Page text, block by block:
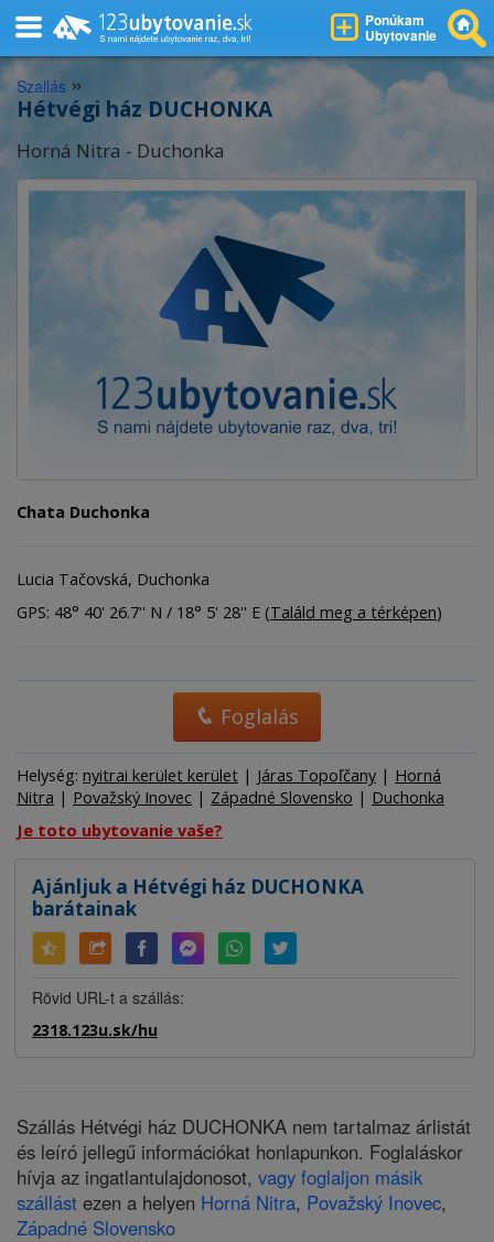
Ponúkam
Ubytovanie
Szallás »
Hétvégi ház DUCHONKA
Horná Nitra - Duchonka
Chata Duchonka
Lucia Tačovská, Duchonka
GPS: 48° 40' 26.7'' N / 18° 5' 28'' E (Találd meg a térképen)
Foglalás
Helység: nyitrai kerület kerület | Járas Topoľčany | Horná
Nitra | Považský Inovec | Západné Slovensko | Duchonka
Je toto ubytovanie vaše?
Ajánljuk a Hétvégi ház DUCHONKA
barátainak
Rövid URL-t a szállás:
2318.123u.sk/hu
Szállás Hétvégi ház DUCHONKA nem tartalmaz árlistát
és leíró jellegű információkat honlapunkon. Foglaláskor
hívja az ingatlantulajdonosot, vagy foglaljon másik
szállást ezen a helyen Horná Nitra, Považský Inovec,
Západné Slovensko